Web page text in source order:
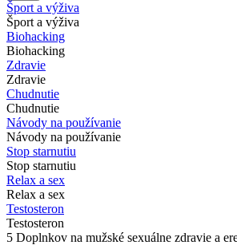
Šport a výživa
Šport a výživa
Biohacking
Biohacking
Zdravie
Zdravie
Chudnutie
Chudnutie
Návody na používanie
Návody na používanie
Stop starnutiu
Stop starnutiu
Relax a sex
Relax a sex
Testosteron
Testosteron
5 Doplnkov na mužské sexuálne zdravie a